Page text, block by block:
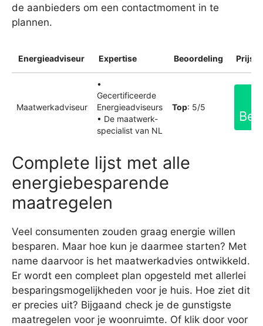
de aanbieders om een contactmoment in te
plannen.
Energieadviseur Expertise Beoordeling
Maatwerkadviseur
•
Gecertificeerde
Energieadviseurs
• De maatwerk-
specialist van NL
Top: 5/5
Complete lijst met alle
energiebesparende
maatregelen
Veel consumenten zouden graag energie willen
besparen. Maar hoe kun je daarmee starten? Met
name daarvoor is het maatwerkadvies ontwikkeld.
Er wordt een compleet plan opgesteld met allerlei
besparingsmogelijkheden voor je huis. Hoe ziet dit
er precies uit? Bijgaand check je de gunstigste
maatregelen voor je woonruimte. Of klik door voor